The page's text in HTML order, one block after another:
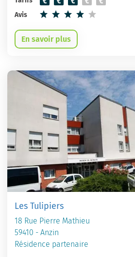
Avis
En savoir plus
Les Tulipiers
18 Rue Pierre Mathieu
59410 - Anzin
Résidence partenaire